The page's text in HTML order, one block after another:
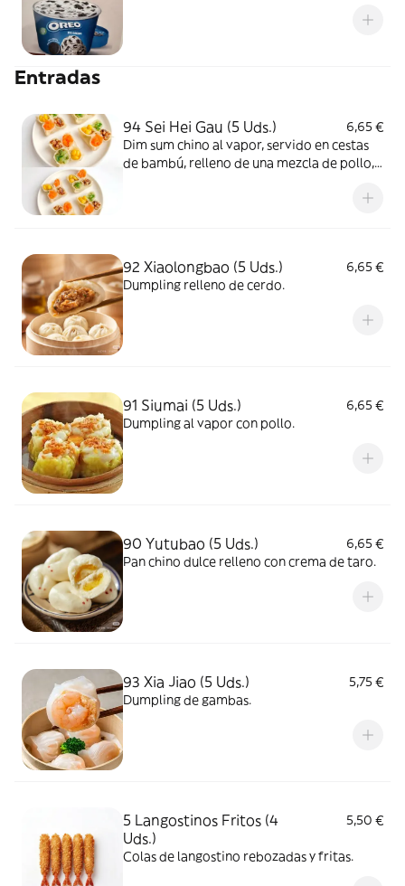
Entradas
94 Sei Hei Gau (5 Uds.)
6,65 €
Dim sum chino al vapor, servido en cestas
de bambú, relleno de una mezcla de pollo,
92 Xiaolongbao (5 Uds.)
6,65 €
Dumpling relleno de cerdo.
91 Siumai (5 Uds.)
6,65 €
Dumpling al vapor con pollo.
90 Yutubao (5 Uds.)
6,65 €
Pan chino dulce relleno con crema de taro.
93 Xia Jiao (5 Uds.)
5,75 €
Dumpling de gambas.
5 Langostinos Fritos (4
Uds.)
5,50 €
Colas de langostino rebozadas y fritas.